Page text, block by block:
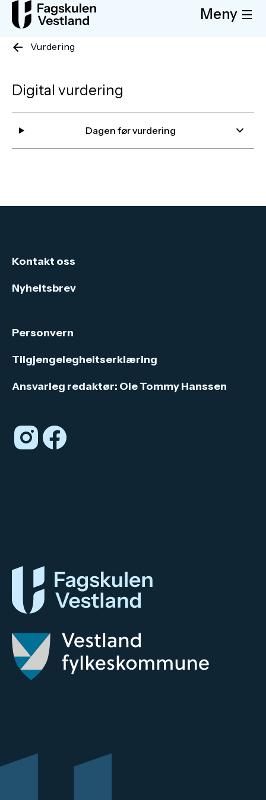
Meny
Vurdering
Digital vurdering
Dagen før vurdering
Kontakt oss
Nyheitsbrev
Personvern
Tilgjengelegheitserklæring
Ansvarleg redaktør: Ole Tommy Hanssen